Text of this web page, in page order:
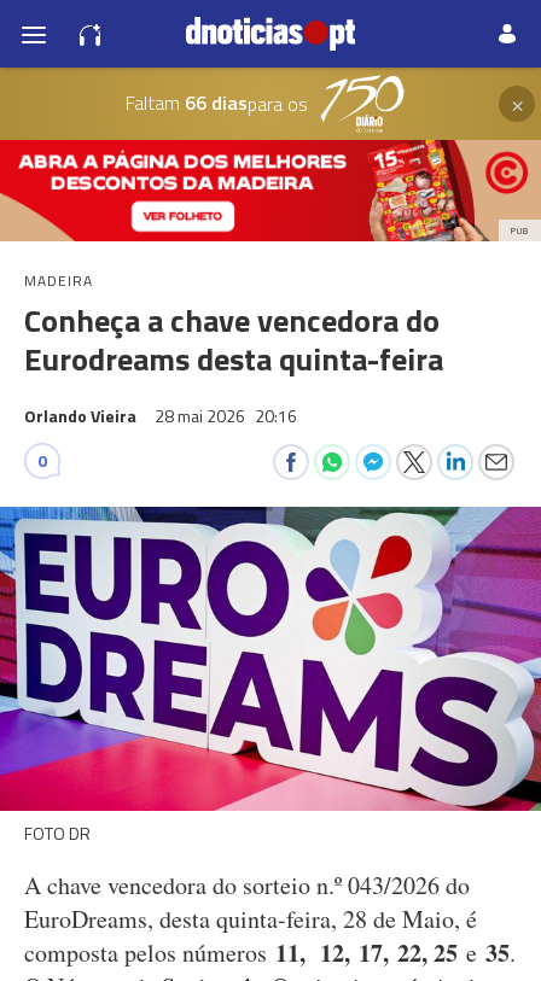
Faltam 66 diaspara os ×
PUB
MADEIRA
Conheça a chave vencedora do
Eurodreams desta quinta-feira
Orlando Vieira 28 mai 2026 20:16
0
FOTO DR
A chave vencedora do sorteio n.º 043/2026 do
EuroDreams, desta quinta-feira, 28 de Maio, é
composta pelos números 11, 12, 17, 22, 25 e 35.